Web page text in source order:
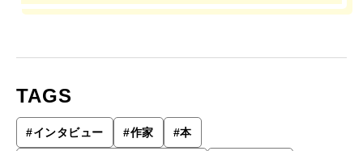
TAGS
#インタビュー #作家 #本